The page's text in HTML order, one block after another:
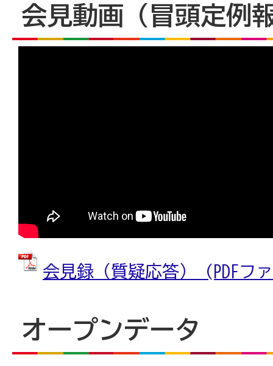
会見動画（冒頭定例
会見録（質疑応答） (PDFフ
オープンデータ